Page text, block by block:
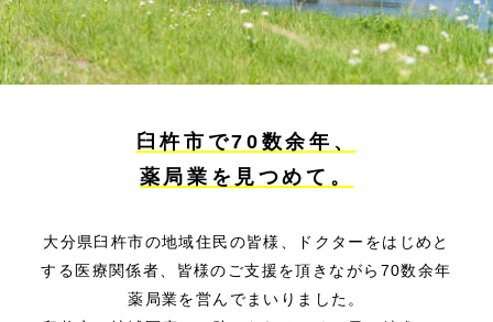
臼杵市で70数余年、
薬局業を見つめて。
大分県臼杵市の地域住民の皆様、ドクターをはじめと
する医療関係者、皆様のご支援を頂きながら70数余年
薬局業を営んでまいりました。